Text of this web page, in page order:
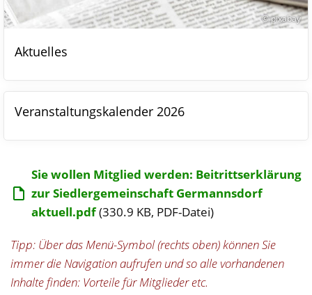
© pixabay
Aktuelles
Veranstaltungskalender 2026
Sie wollen Mitglied werden: Beitrittserklärung
zur Siedlergemeinschaft Germannsdorf
aktuell.pdf(330.9 KB, PDF-Datei)
Tipp: Über das Menü-Symbol (rechts oben) können Sie
immer die Navigation aufrufen und so alle vorhandenen
Inhalte finden: Vorteile für Mitglieder etc.